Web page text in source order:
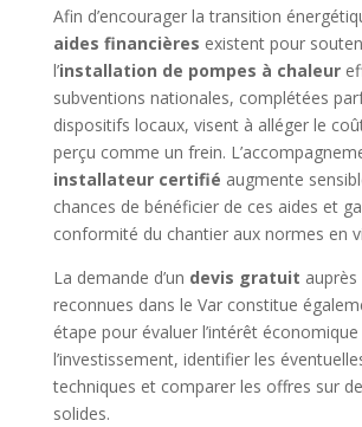
Afin d’encourager la transition
aides financières existent pour
l’installation de pompes à chaleur
subventions nationales, complétées
dispositifs locaux, visent à alléger le
perçu comme un frein.
installateur certifié augmente
chances de bénéficier de ces aides et
conformité du chantier aux normes en
La demande d’un devis gratuit auprès
reconnues dans le Var constitue
étape pour évaluer l’intérêt économique
l’investissement, identifier les
techniques et comparer les offres sur
solides.